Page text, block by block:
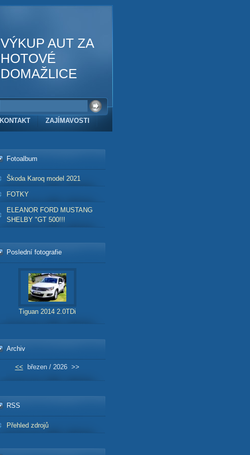
VÝKUP AUT ZA
HOTOVÉ
DOMAŽLICE
KONTAKT ZAJÍMAVOSTI
Fotoalbum
Škoda Karoq model 2021
FOTKY
ELEANOR FORD MUSTANG
SHELBY "GT 500!!!
Poslední fotografie
Tiguan 2014 2.0TDi
Archiv
<< březen / 2026 >>
RSS
Přehled zdrojů